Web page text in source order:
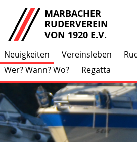
MARBACHER
RUDERVEREIN
VON 1920 E.V.
Neuigkeiten Vereinsleben
Wer? Wann? Wo?
Regatta